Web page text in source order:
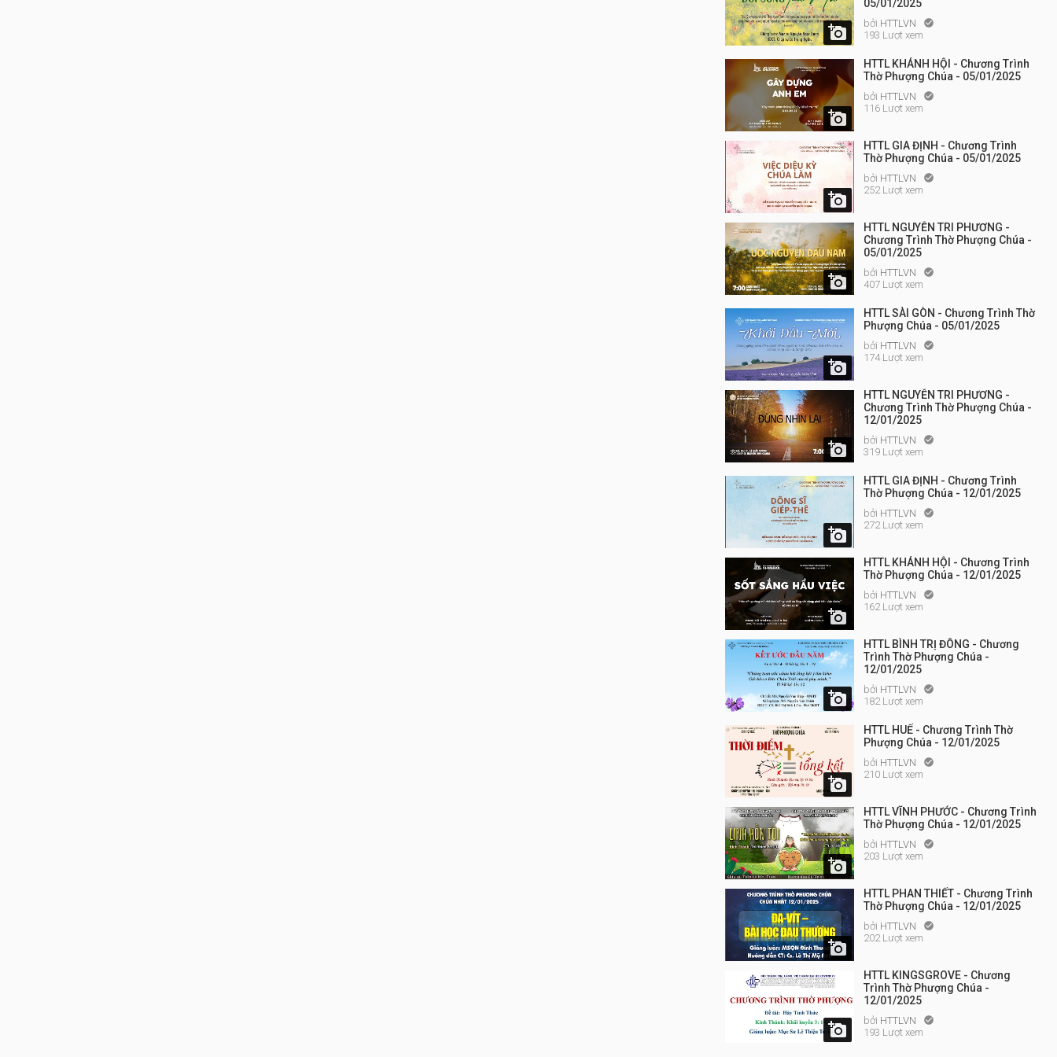

05/01/2025
bởi HTTLVN 
193 Lượt xem

HTTL KHÁNH HỘI - Chương Trình
Thờ Phượng Chúa - 05/01/2025
bởi HTTLVN 
116 Lượt xem

HTTL GIA ĐỊNH - Chương Trình
Thờ Phượng Chúa - 05/01/2025
bởi HTTLVN 
252 Lượt xem

HTTL NGUYỄN TRI PHƯƠNG -
Chương Trình Thờ Phượng Chúa -
05/01/2025
bởi HTTLVN 
407 Lượt xem

HTTL SÀI GÒN - Chương Trình Thờ
Phượng Chúa - 05/01/2025
bởi HTTLVN 
174 Lượt xem

HTTL NGUYỄN TRI PHƯƠNG -
Chương Trình Thờ Phượng Chúa -
12/01/2025
bởi HTTLVN 
319 Lượt xem

HTTL GIA ĐỊNH - Chương Trình
Thờ Phượng Chúa - 12/01/2025
bởi HTTLVN 
272 Lượt xem

HTTL KHÁNH HỘI - Chương Trình
Thờ Phượng Chúa - 12/01/2025
bởi HTTLVN 
162 Lượt xem

HTTL BÌNH TRỊ ĐÔNG - Chương
Trình Thờ Phượng Chúa -
12/01/2025
bởi HTTLVN 
182 Lượt xem

HTTL HUẾ - Chương Trình Thờ
Phượng Chúa - 12/01/2025
bởi HTTLVN 
210 Lượt xem

HTTL VĨNH PHƯỚC - Chương Trình
Thờ Phượng Chúa - 12/01/2025
bởi HTTLVN 
203 Lượt xem

HTTL PHAN THIẾT - Chương Trình
Thờ Phượng Chúa - 12/01/2025
bởi HTTLVN 
202 Lượt xem

HTTL KINGSGROVE - Chương
Trình Thờ Phượng Chúa -
12/01/2025
bởi HTTLVN 
193 Lượt xem